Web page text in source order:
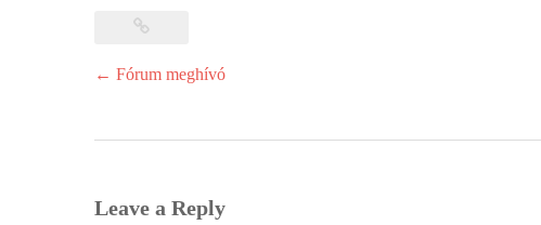
Post
← Fórum meghívó
Leave a Reply